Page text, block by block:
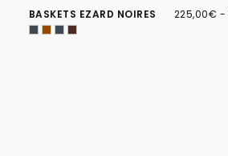
BASKETS EZARD NOIRES 225,00€
PRIX
225,00€ -